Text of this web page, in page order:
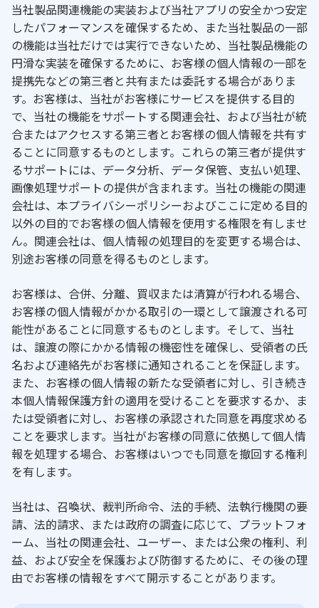
当社製品関連機能の実装および当社アプリの安全かつ安定
したパフォーマンスを確保するため、また当社製品の一部
の機能は当社だけでは実行できないため、当社製品機能の
円滑な実装を確保するために、お客様の個人情報の一部を
提携先などの第三者と共有または委託する場合がありま
す。お客様は、当社がお客様にサービスを提供する目的
で、当社の機能をサポートする関連会社、および当社が統
合またはアクセスする第三者とお客様の個人情報を共有す
ることに同意するものとします。これらの第三者が提供す
るサポートには、データ分析、データ保管、支払い処理、
画像処理サポートの提供が含まれます。当社の機能の関連
会社は、本プライバシーポリシーおよびここに定める目的
以外の目的でお客様の個人情報を使用する権限を有しませ
ん。関連会社は、個人情報の処理目的を変更する場合は、
別途お客様の同意を得るものとします。
お客様は、合併、分離、買収または清算が行われる場合、
お客様の個人情報がかかる取引の一環として譲渡される可
能性があることに同意するものとします。そして、当社
は、譲渡の際にかかる情報の機密性を確保し、受領者の氏
名および連絡先がお客様に通知されることを保証します。
また、お客様の個人情報の新たな受領者に対し、引き続き
本個人情報保護方針の適用を受けることを要求するか、ま
たは受領者に対し、お客様の承認された同意を再度求める
ことを要求します。当社がお客様の同意に依拠して個人情
報を処理する場合、お客様はいつでも同意を撤回する権利
を有します。
当社は、召喚状、裁判所命令、法的手続、法執行機関の要
請、法的請求、または政府の調査に応じて、プラットフォ
ーム、当社の関連会社、ユーザー、または公衆の権利、利
益、および安全を保護および防御するために、その後の理
由でお客様の情報をすべて開示することがあります。